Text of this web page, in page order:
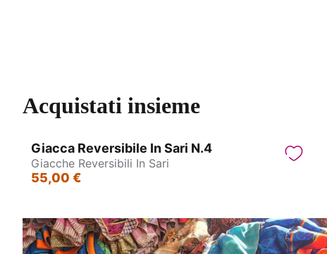
Acquistati insieme
Giacca Reversibile In Sari N.4
Giacche Reversibili In Sari
55,00 €